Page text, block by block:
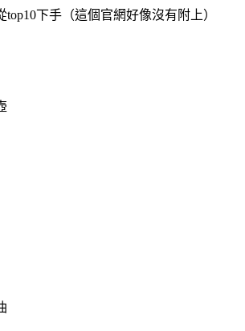
下手（這個官網好像沒有附上）